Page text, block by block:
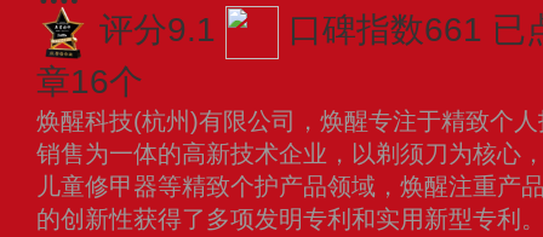
评分9.1
口碑指数661 已
章16个
焕醒科技(杭州)有限公司，焕醒专注于精致个
销售为一体的高新技术企业，以剃须刀为核心
儿童修甲器等精致个护产品领域，焕醒注重产
的创新性获得了多项发明专利和实用新型专利